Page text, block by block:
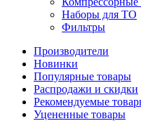
Наборы для ТО
Фильтры
Производители
Новинки
Популярные товары
Распродажи и скидки
Рекомендуемые
Уцененные товары